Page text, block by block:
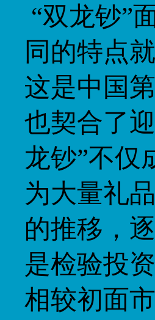
“双龙钞”
同的特点
这是中国
也契合了
龙钞”不仅
为大量礼
的推移，
是检验投
相较初面